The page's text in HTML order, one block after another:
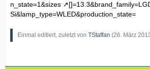
n_state=1&sizes
Si&lamp_type=WLED&production_state=
Einmal editiert, zuletzt von TStaffan (26. März